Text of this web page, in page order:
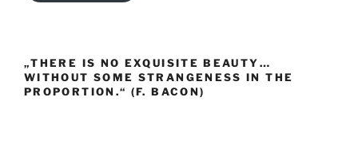
„THERE IS NO EXQUISITE BEAUTY…
WITHOUT SOME STRANGENESS IN THE
PROPORTION.“ (F. BACON)